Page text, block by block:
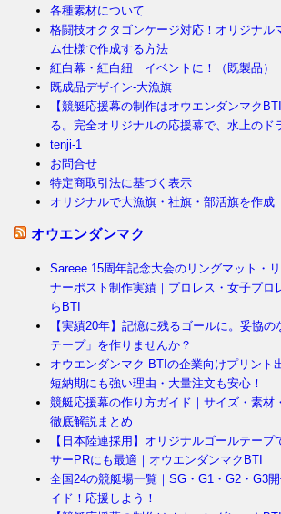
各種素材について
格闘技オクタゴンケージ対応！オリジナル
ム仕様で作成する方法
紅白幕・紅白紐 イベントに！（既製品）
既成品デザイン-大漁旗
【競艇応援幕の制作はオウエンダンマク
る。完全オリジナルの応援幕で、水上のド
tenji-1
お問合せ
特定商取引法に基づく表示
オリジナルで大漁旗・社旗・部活旗を作成
オウエンダンマク
Sareee 15周年記念大会のリングマット・
ナーポスト制作実績｜プロレス・女子プロ
らBTI
【実績20年】記憶に残るゴールに。妥協
テープ」を作りませんか？
オウエンダンマク-BTIの企業向けプリント
短納期にも強い理由・大量注文も安心！
競艇応援幕の作り方ガイド｜サイズ・素材
徹底解説まとめ
【日本陸連採用】オリジナルゴールテー
サーPRにも最適｜オウエンダンマクBTI
全国24の競艇場一覧｜SG・G1・G2・G3
イド！応援しよう！